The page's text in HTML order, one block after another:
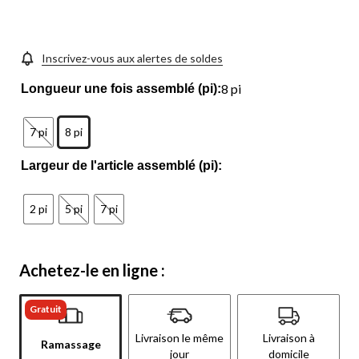
Inscrivez-vous aux alertes de soldes
Longueur une fois assemblé (pi):8 pi
7 pi 8 pi
Largeur de l'article assemblé (pi):
2 pi 5 pi 7 pi
Achetez-le en ligne :
Gratuit
Ramassage
Livraison le même
jour
Livraison à
domicile